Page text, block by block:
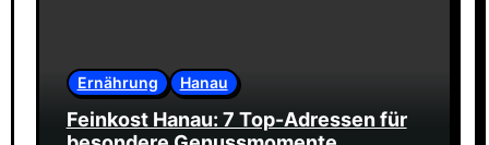
Ernährung Hanau
Feinkost Hanau: 7 Top-Adressen für